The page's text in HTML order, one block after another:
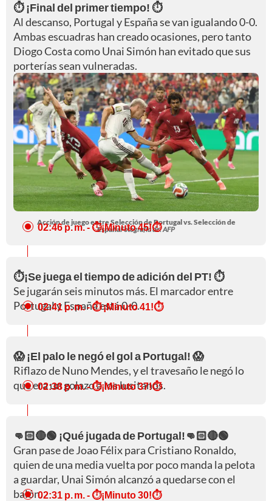
⏱️ ¡Final del primer tiempo! ⏱️
Al descanso, Portugal y España se van igualando 0-0.
Ambas escuadras han creado ocasiones, pero tanto
Diogo Costa como Unai Simón han evitado que sus
porterías sean vulneradas.
Acción de juego entre Selección de Portugal vs. Selección de
EspañaFotografía de: AFP
02:46 p. m.- ⏱️¡Minuto 45!⏱️
⏱️¡Se juega el tiempo de adición del PT! ⏱️
Se jugarán seis minutos más. El marcador entre
Portugal y España está 0-0.
02:41 p. m.- ⏱️ ¡Minuto 41!⏱️
😱 ¡El palo le negó el gol a Portugal! 😱
Riflazo de Nuno Mendes, y el travesaño le negó lo
que era un golazo a los lusitanos.
02:38 p. m.- ⏱️¡Minuto 37!⏱️
👊🏻🔴🟢 ¡Qué jugada de Portugal!👊🏻🔴🟢
Gran pase de Joao Félix para Cristiano Ronaldo,
quien de una media vuelta por poco manda la pelota
a guardar, Unai Simón alcanzó a quedarse con el
balón.02:31 p. m. - ⏱️¡Minuto 30!⏱️